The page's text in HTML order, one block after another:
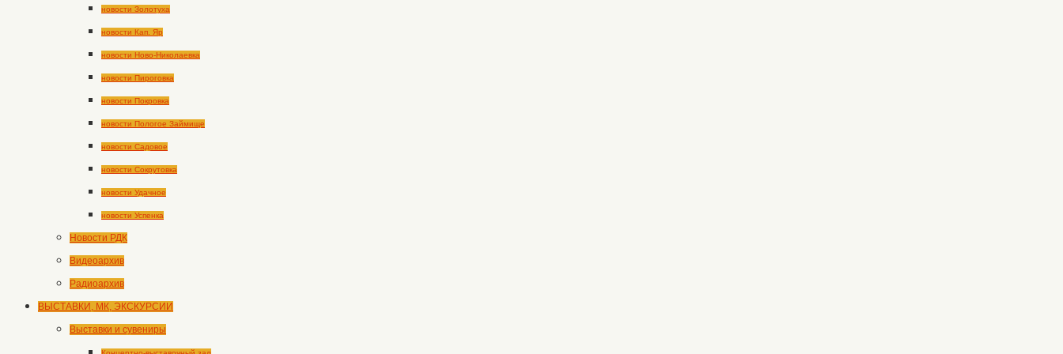
новости Золотуха
новости Кап. Яр
новости Ново-Николаевка
новости Пироговка
новости Покровка
новости Пологое Займище
новости Садовое
новости Сокрутовка
новости Удачное
новости Успенка
Новости РДК
Видеоархив
Радиоархив
ВЫСТАВКИ, МК, ЭКСКУРСИИ
Выставки и сувениры